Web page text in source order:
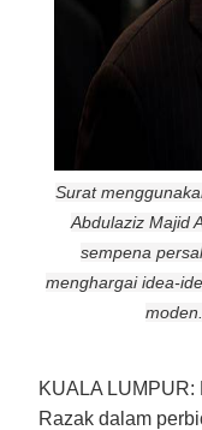
Surat
Abdulaziz Majid
sempena
menghargai idea-
KUALA LUMPUR:
Razak dalam